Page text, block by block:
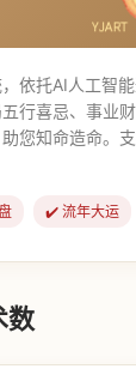
依托AI人工智
行喜忌、事业
您知命造命。
✔️ 流年大运
数